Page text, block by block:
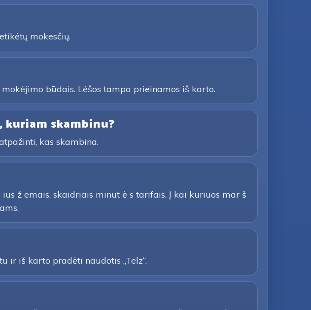
mokesčių.
būdais. Lėšos tampa prieinamos iš karto.
skambinu?
kas skambina.
ž emais, skaidriais minut ė s tarifais. Į kai kuriuos mar š
ir iš karto pradėti naudotis „Telz“.